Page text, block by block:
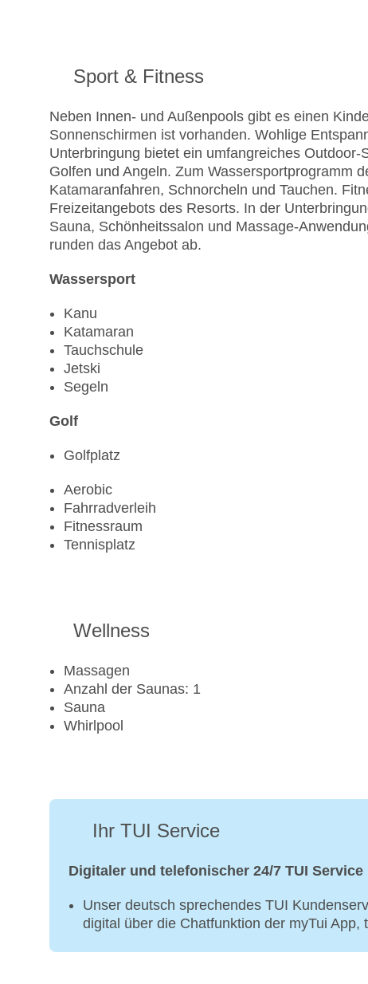
Sport & Fitness
Neben Innen- und Außenpools gibt es einen
Sonnenschirmen ist vorhanden. Wohlige
Unterbringung bietet ein umfangreiches
Golfen und Angeln. Zum Wassersportprogramm
Katamaranfahren, Schnorcheln und Tauchen.
Freizeitangebots des Resorts. In der
Sauna, Schönheitssalon und Massage-
runden das Angebot ab.
Wassersport
Kanu
Katamaran
Tauchschule
Jetski
Segeln
Golf
Golfplatz
Aerobic
Fahrradverleih
Fitnessraum
Tennisplatz
Wellness
Massagen
Anzahl der Saunas: 1
Sauna
Whirlpool
Ihr TUI Service
Digitaler und telefonischer 24/7 TUI Service
Unser deutsch sprechendes TUI
digital über die Chatfunktion der myTui